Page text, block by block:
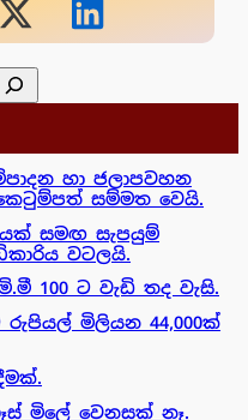
හා ජලාපවහන
සම්මත වෙයි.
සමඟ සැපයුම්
වටලයි.
100 ට වැඩි තද වැසි.
මිලියන 44,000ක්
මිලේ වෙනසක් නෑ.